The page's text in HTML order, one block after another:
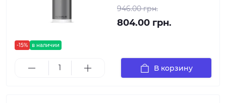
-15% в наличии
946.00 грн.
804.00 грн.
В корзину